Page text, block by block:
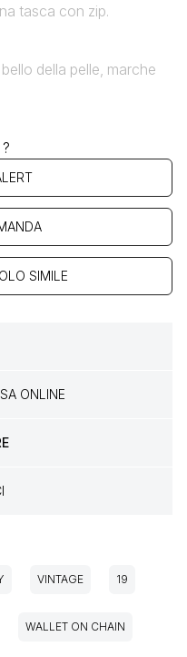
tasca con zip.
della pelle, marche
SIMILE
ONLINE
VINTAGE 19
WALLET ON CHAIN